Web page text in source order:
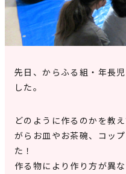
見学申
先日、からふる組・年長
した。
どのように作るのかを教
がらお皿やお茶碗、コッ
た！
作る物により作り方が異